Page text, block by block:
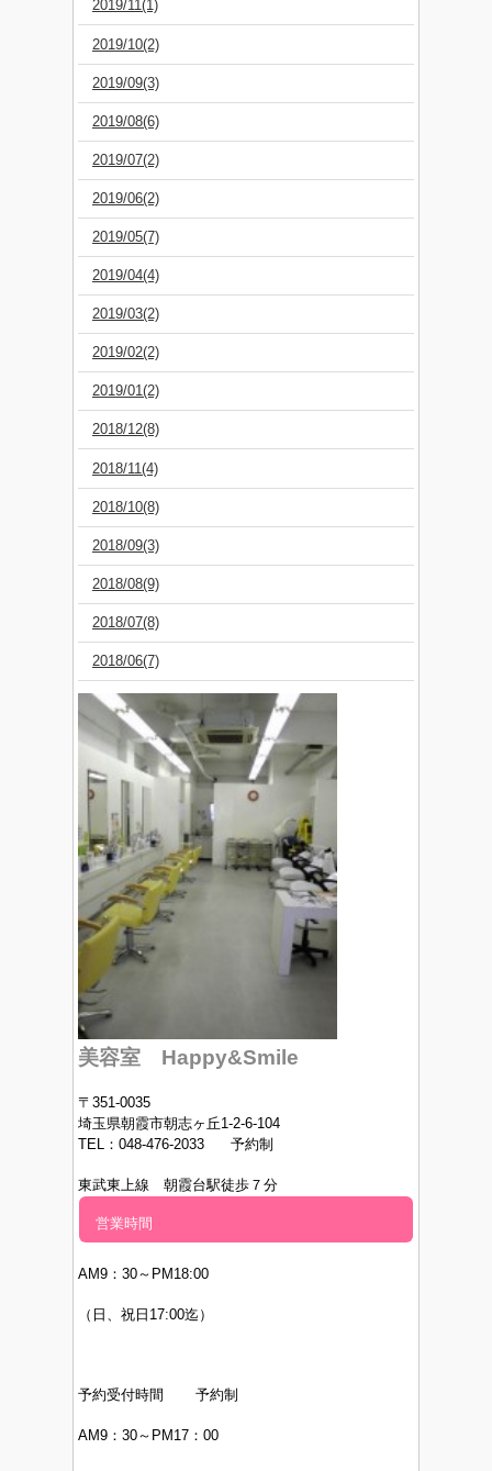
2019/11(1)
2019/10(2)
2019/09(3)
2019/08(6)
2019/07(2)
2019/06(2)
2019/05(7)
2019/04(4)
2019/03(2)
2019/02(2)
2019/01(2)
2018/12(8)
2018/11(4)
2018/10(8)
2018/09(3)
2018/08(9)
2018/07(8)
2018/06(7)
美容室 Happy&Smile
〒351-0035
埼玉県朝霞市朝志ヶ丘1-2-6-104
TEL：048-476-2033 予約制
東武東上線 朝霞台駅徒歩７分
営業時間
AM9：30～PM18:00
（日、祝日17:00迄）
予約受付時間 予約制
AM9：30～PM17：00